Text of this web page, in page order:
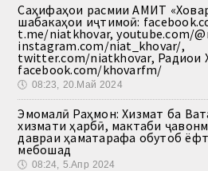
Саҳифаҳои расмии АМИТ
шабакаҳои иҷтимоӣ:
t.me/niatkhovar, youtube.com/
instagram.com/niat_khovar/,
twitter.com/niatkhovar, Радиои
facebook.com/khovarfm/
🕔 08:23, 20.Май 2024
Эмомалӣ Раҳмон: Хизмат ба
хизмати ҳарбӣ, мактаби
давраи ҳаматарафа обутоб
мебошад
🕔 08:24, 5.Апр 2024